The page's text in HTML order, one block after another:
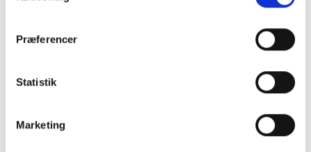
Præferencer
Statistik
Marketing